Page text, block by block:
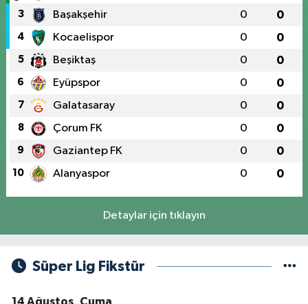
3 Başakşehir 0 0
4 Kocaelispor 0 0
5 Beşiktaş 0 0
6 Eyüpspor 0 0
7 Galatasaray 0 0
8 Çorum FK 0 0
9 Gaziantep FK 0 0
10 Alanyaspor 0 0
Detaylar için tıklayın
Süper Lig Fikstür
14 Ağustos, Cuma